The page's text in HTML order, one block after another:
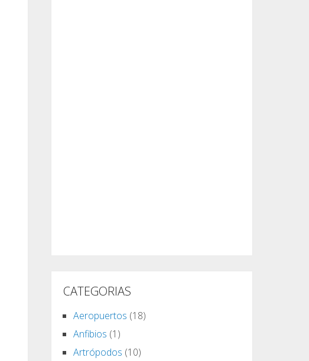
CATEGORIAS
Aeropuertos (18)
Anfibios (1)
Artrópodos (10)